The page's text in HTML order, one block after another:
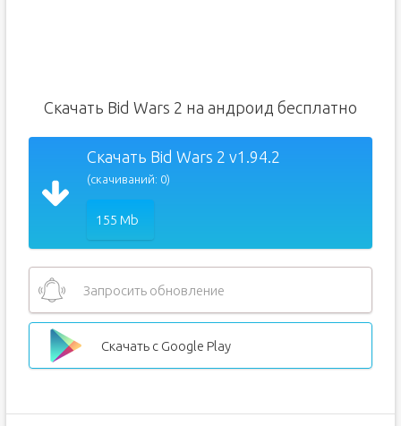
Скачать Bid Wars 2 на андроид бесплатно
Скачать Bid Wars 2 v1.94.2
(скачиваний: 0)
155 Mb
Запросить обновление
Скачать с Google Play